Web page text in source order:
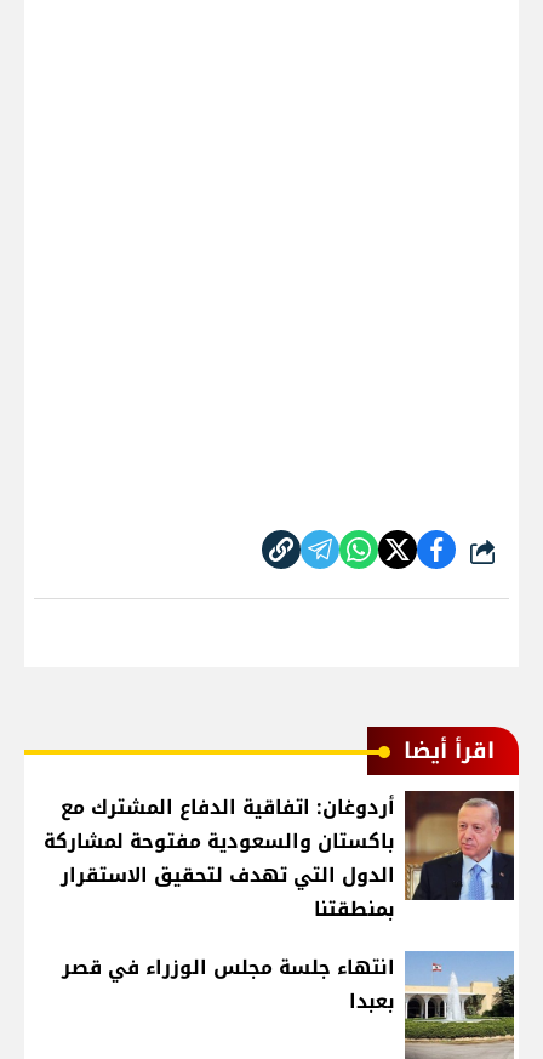
شارك
اقرأ أيضا
أردوغان: اتفاقية الدفاع المشترك مع
باكستان والسعودية مفتوحة لمشاركة
الدول التي تهدف لتحقيق الاستقرار
بمنطقتنا
انتهاء جلسة مجلس الوزراء في قصر
بعبدا